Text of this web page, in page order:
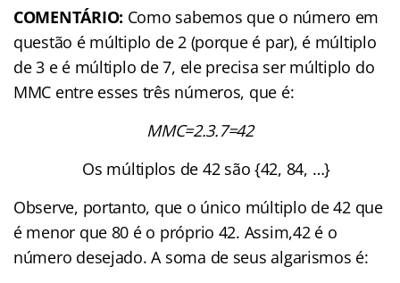
COMENTÁRIO: Como sabemos que o número em
questão é múltiplo de 2 (porque é par), é múltiplo
de 3 e é múltiplo de 7, ele precisa ser múltiplo do
MMC entre esses três números, que é:
MMC=2.3.7=42
Os múltiplos de 42 são {42, 84, …}
Observe, portanto, que o único múltiplo de 42 que
é menor que 80 é o próprio 42. Assim,42 é o
número desejado. A soma de seus algarismos é: